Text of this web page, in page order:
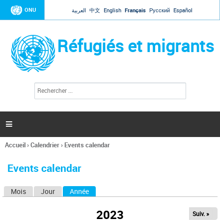
Jump to navigation
ONU العربية 中文 English Français Русский Español
Réfugiés et migrants
l
c
h
e

Vous
ici
Accueil›Calendrier› Events calendar
Events calendar
Mois Jour Année
2023 Suiv. »